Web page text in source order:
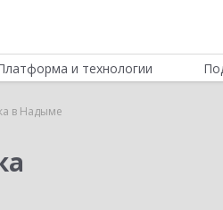
и технологии
в Надыме